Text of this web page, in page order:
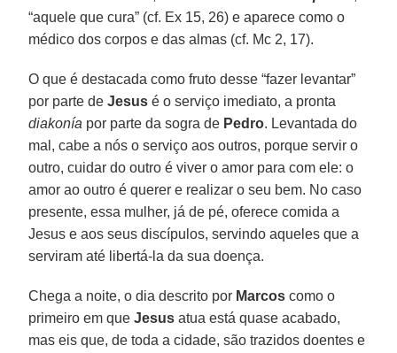
“aquele que cura” (cf. Ex 15, 26) e aparece como o
médico dos corpos e das almas (cf. Mc 2, 17).
O que é destacada como fruto desse “fazer levantar”
por parte deJesus é o serviço imediato, a pronta
diakonía por parte da sogra de Pedro. Levantada do
mal, cabe a nós o serviço aos outros, porque servir o
outro, cuidar do outro é viver o amor para com ele: o
amor ao outro é querer e realizar o seu bem. No caso
presente, essa mulher, já de pé, oferece comida a
Jesus e aos seus discípulos, servindo aqueles que a
serviram até libertá-la da sua doença.
Chega a noite, o dia descrito por Marcos como o
primeiro em queJesus atua está quase acabado,
mas eis que, de toda a cidade, são trazidos doentes e